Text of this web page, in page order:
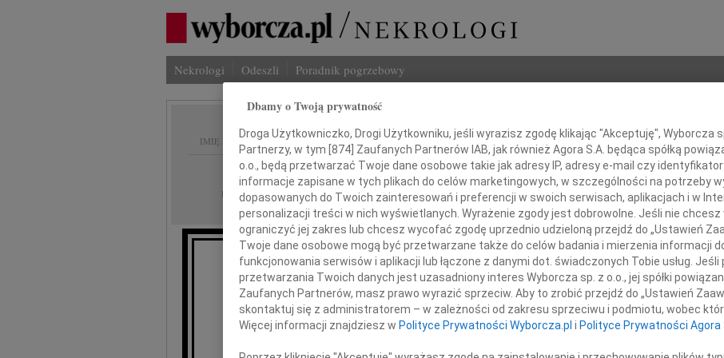
Nekrologi Odeszli Poradnik pogrzebowy
IMIĘ I NAZWISKO:
REGION: Wrocław
DATA EMISJI: 22.05.2026
Przyjacielowi
Krzysztofowi Wojtasowi i rodzinie
Imię i
INNE
Z
Annie
Panu
Dbamy o Twoją prywatność
Droga Użytkowniczko, Drogi Użytkowniku, jeśli wyrazisz zgodę klikając "Akceptuję", Wyborcza
Partnerzy, w tym [874] Zaufanych Partnerów IAB, jak również Agora S.A. będąca spółką
o.o., będą przetwarzać Twoje dane osobowe takie jak adresy IP, adresy e-mail czy
informacje zapisane w tych plikach do celów marketingowych, w szczególności na potrzeby
dopasowanych do Twoich zainteresowań i preferencji w swoich serwisach, aplikacjach i w
personalizacji treści w nich wyświetlanych. Wyrażenie zgody jest dobrowolne. Jeśli nie
ograniczyć jej zakres lub chcesz wycofać zgodę uprzednio udzieloną przejdź do „Ustawień
Twoje dane osobowe mogą być przetwarzane także do celów badania i mierzenia informacji
funkcjonowania serwisów i aplikacji lub łączone z danymi dot. świadczonych Tobie usług.
przetwarzania Twoich danych jest uzasadniony interes Wyborcza sp. z o.o., jej spółki
Zaufanych Partnerów, masz prawo wyrazić sprzeciw. Aby to zrobić przejdź do „Ustawień
skontaktuj się z administratorem – w zależności od zakresu sprzeciwu i podmiotu, wobec
Więcej informacji znajdziesz w Polityce Prywatności Wyborcza.pl i Polityce Prywatności Agora